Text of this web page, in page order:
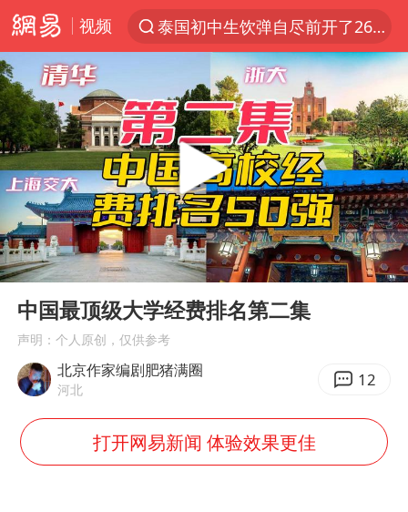
视频
泰国初中生饮弹自尽前开了26枪
“电影+”如何激发千亿级消费新活力？
预计“白海豚”明晚将在浙江舟山到福建福鼎一带沿海登陆
实时追踪台风白海豚
用AI造出新病毒意味着什么
美股创4月份以来最大单周涨幅
云南一地过火把节意外灼伤16人
俄黑客称掌握北约直接参与袭俄证据
“东北超”哈尔滨主场收官战小贴士
Play
00:00 06:11
中国最顶级大学经费排名第二集
声明：个人原创，仅供参考
北京作家编剧肥猪满圈
河北 12
打开网易新闻 体验效果更佳